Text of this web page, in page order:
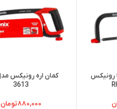
رونیکس
3613
۸۸۰,۰۰۰تومان